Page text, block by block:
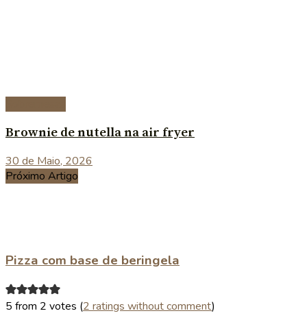
Brownie de nutella na air fryer
30 de Maio, 2026
Próximo Artigo
Pizza com base de beringela
5 from 2 votes (2 ratings without comment)